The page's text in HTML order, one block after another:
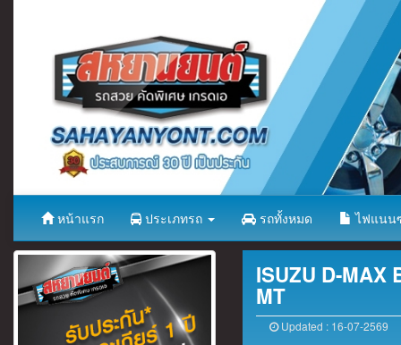
หน้าแรก ประเภทรถ รถทั้งหมด ไฟแนน
ISUZU D-MAX
MT
Updated : 16-07-2569